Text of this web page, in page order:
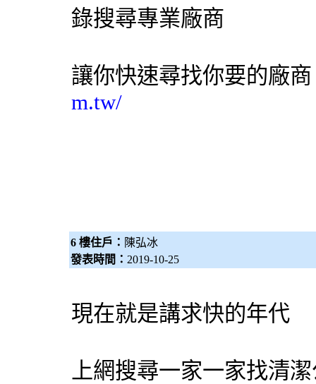
錄搜尋專業廠商
讓你快速尋找你要的廠
m.tw/
6 樓住戶： 陳弘冰
發表時間： 2019-10-25
現在就是講求快的年代
上網搜尋一家一家找清